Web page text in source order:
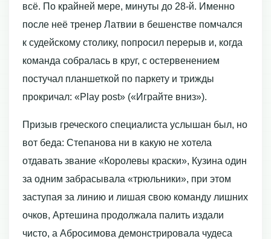
всё. По крайней мере, минуты до 28-й. Именно
после неё тренер Латвии в бешенстве помчался
к судейскому столику, попросил перерыв и, когда
команда собралась в круг, с остервенением
постучал планшеткой по паркету и трижды
прокричал: «Play рost» («Играйте вниз»).
Призыв греческого специалиста услышан был, но
вот беда: Степанова ни в какую не хотела
отдавать звание «Королевы краски», Кузина один
за одним забрасывала «трюльники», при этом
заступая за линию и лишая свою команду лишних
очков, Артешина продолжала палить издали
чисто, а Абросимова демонстрировала чудеса